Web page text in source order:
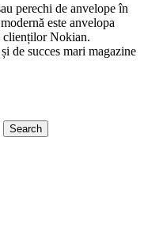
perechi de anvelope în
este anvelopa
clienților Nokian.
de succes mari magazine